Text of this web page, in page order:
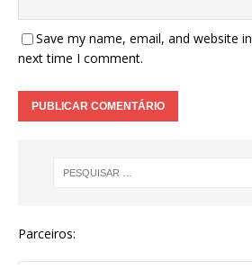
Save my name, email, and website
next time I comment.
Parceiros: